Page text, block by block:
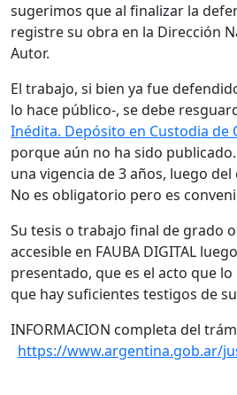
sugerimos que al finalizar la
registre su obra en la Dirección
Autor.
El trabajo, si bien ya fue
lo hace público-, se debe
Inédita. Depósito en Custodia de
porque aún no ha sido
una vigencia de 3 años, luego
No es obligatorio pero es
Su tesis o trabajo final de grado
accesible en FAUBA DIGITAL
presentado, que es el acto que
que hay suficientes testigos de
INFORMACION completa del
https://www.argentina.gob.ar/